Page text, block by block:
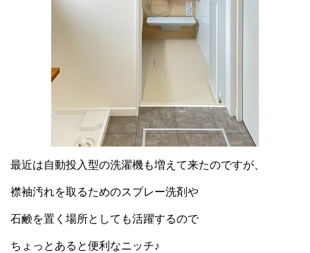
最近は自動投入型の洗濯機も増えて来たのですが、
襟袖汚れを取るためのスプレー洗剤や
石鹸を置く場所としても活躍するので
ちょっとあると便利なニッチ♪